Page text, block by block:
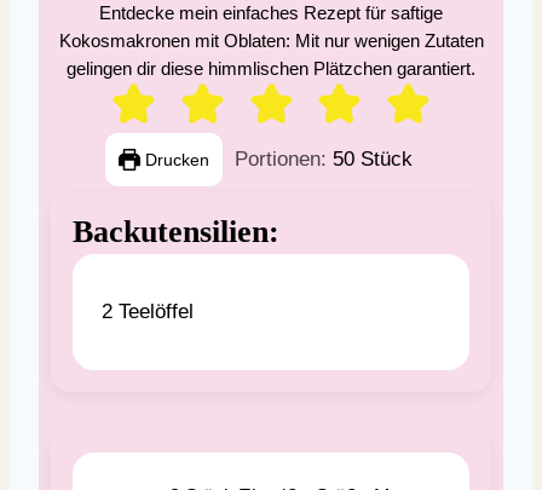
Entdecke mein einfaches Rezept für saftige
Kokosmakronen mit Oblaten: Mit nur wenigen Zutaten
gelingen dir diese himmlischen Plätzchen garantiert.
Drucken Portionen: 50 Stück
Backutensilien:
2 Teelöffel